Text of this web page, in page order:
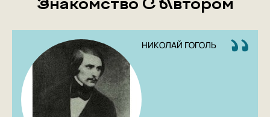
Знакомство С Автором
НИКОЛАЙ ГОГОЛЬ